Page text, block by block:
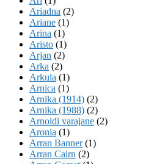
Ariadna (2)
Ariane (1)
Arina (1)
Aristo (1)
Arjan (2)
Arka (2)
Arkula (1)
Arnica (1)
Arnika (1914) (2)
Arnika (1988) (2)
Arnoldi varajane (2)
Aronia (1)
Arran Banner(1)
Arran Cairn (2)